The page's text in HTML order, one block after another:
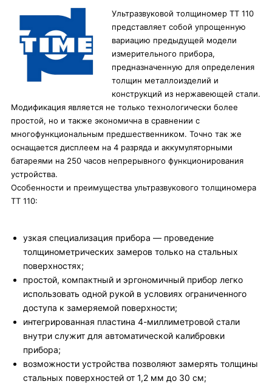
Ультразвуковой толщиномер TT 110
представляет собой упрощенную
вариацию предыдущей модели
измерительного прибора,
предназначенную для определения
толщин металлоизделий и
конструкций из нержавеющей стали.
Модификация является не только технологически более
простой, но и также экономична в сравнении с
многофункциональным предшественником. Точно так же
оснащается дисплеем на 4 разряда и аккумуляторными
батареями на 250 часов непрерывного функционирования
устройства.
Особенности и преимущества ультразвукового толщиномера
TT 110:
узкая специализация прибора — проведение
толщинометрических замеров только на стальных
поверхностях;
простой, компактный и эргономичный прибор легко
использовать одной рукой в условиях ограниченного
доступа к замеряемой поверхности;
интегрированная пластина 4-миллиметровой стали
внутри служит для автоматической калибровки
прибора;
возможности устройства позволяют замерять толщины
стальных поверхностей от 1,2 мм до 30 см;